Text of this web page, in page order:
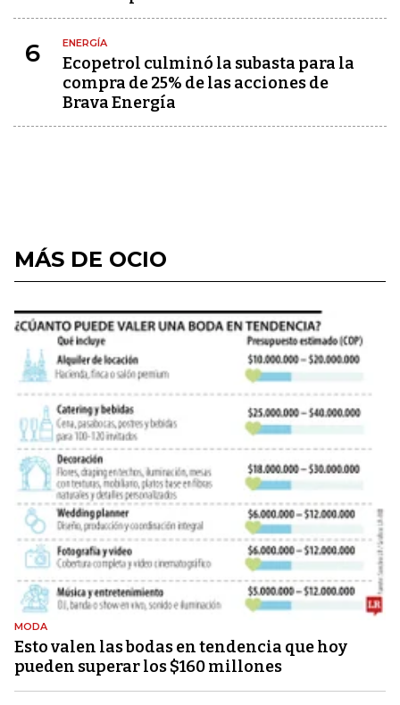
6 ENERGÍA
Ecopetrol culminó la subasta para la
compra de 25% de las acciones de
Brava Energía
MÁS DE OCIO
MODA
Esto valen las bodas en tendencia que hoy
pueden superar los $160 millones